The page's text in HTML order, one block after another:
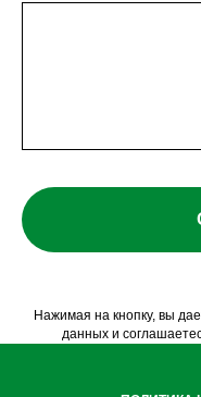
Нажимая на кнопку, вы
данных и